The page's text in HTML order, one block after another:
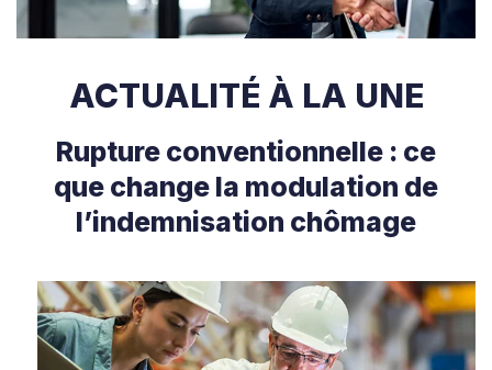
ACTUALITÉ À LA UNE
Rupture conventionnelle : ce
que change la modulation de
l’indemnisation chômage